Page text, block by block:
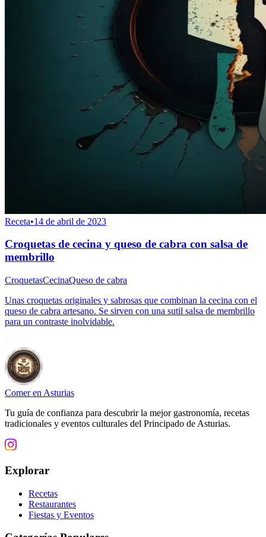
Receta•14 de abril de 2023
Croquetas de cecina y queso de cabra con salsa de
membrillo
CroquetasCecinaQueso de cabra
Unas croquetas originales y sabrosas que combinan la cecina con el
queso de cabra artesano. Se sirven con una sutil salsa de membrillo
para un contraste inolvidable.
Comer en Asturias
Tu guía de confianza para descubrir la mejor gastronomía, recetas
tradicionales y eventos culturales del Principado de Asturias.
Explorar
Recetas
Restaurantes
Fiestas y Eventos